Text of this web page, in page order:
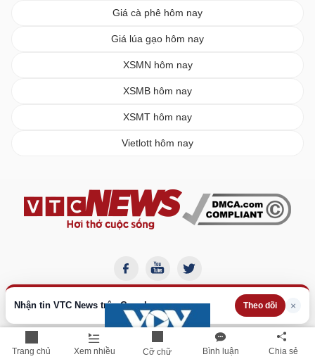
Trang chủ Xem nhiều Cỡ chữ Bình luận Chia sẻ
Nhận tin VTC News trên Google Theo dõi ×
Giá cà phê hôm nay
Giá lúa gạo hôm nay
XSMN hôm nay
XSMB hôm nay
XSMT hôm nay
Vietlott hôm nay